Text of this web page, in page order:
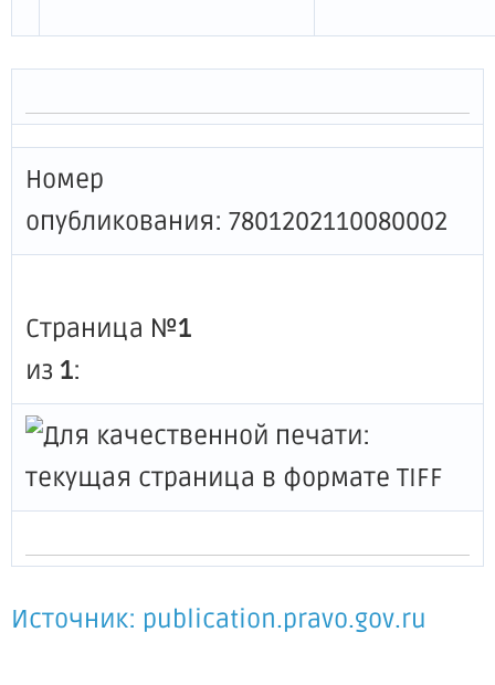
Номер
опубликования: 7801202110080002
Страница №1
из 1:
Источник: publication.pravo.gov.ru